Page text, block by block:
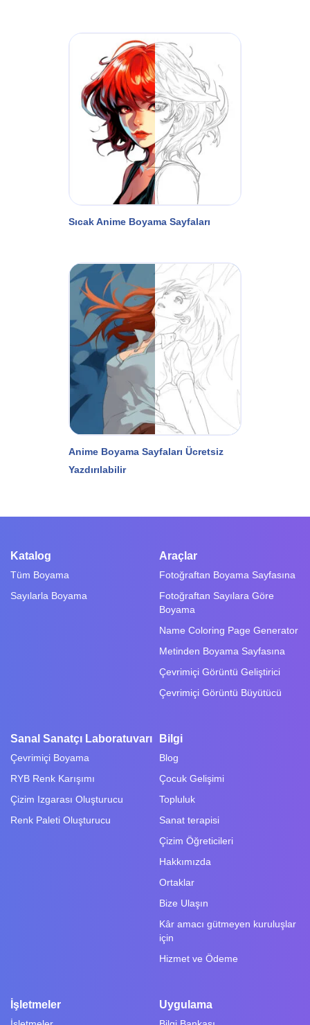
Sıcak Anime Boyama Sayfaları
Anime Boyama Sayfaları Ücretsiz
Yazdırılabilir
Katalog
Tüm Boyama
Sayılarla Boyama
Araçlar
Fotoğraftan Boyama Sayfasına
Fotoğraftan Sayılara Göre
Boyama
Name Coloring Page Generator
Metinden Boyama Sayfasına
Çevrimiçi Görüntü Geliştirici
Çevrimiçi Görüntü Büyütücü
Sanal Sanatçı Laboratuvarı
Çevrimiçi Boyama
RYB Renk Karışımı
Çizim Izgarası Oluşturucu
Renk Paleti Oluşturucu
Bilgi
Blog
Çocuk Gelişimi
Topluluk
Sanat terapisi
Çizim Öğreticileri
Hakkımızda
Ortaklar
Bize Ulaşın
Kâr amacı gütmeyen kuruluşlar
için
Hizmet ve Ödeme
İşletmeler Uygulama